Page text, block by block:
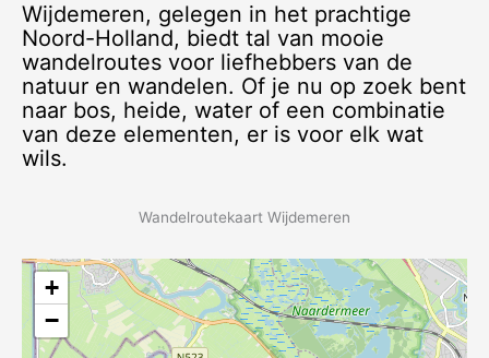
Wijdemeren, gelegen in het prachtige
Noord-Holland, biedt tal van mooie
wandelroutes voor liefhebbers van de
natuur en wandelen. Of je nu op zoek bent
naar bos, heide, water of een combinatie
van deze elementen, er is voor elk wat
wils.
Wandelroutekaart Wijdemeren
+
−